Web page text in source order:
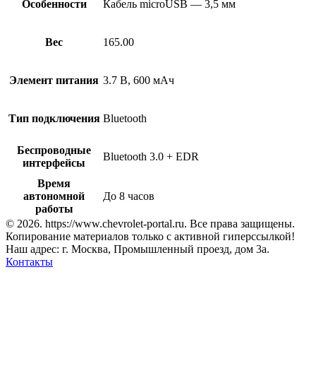
Особенности Кабель microUSB — 3,5 мм
Вес 165.00
Элемент питания 3.7 В, 600 мАч
Тип подключения Bluetooth
Беспроводные
интерфейсы
Bluetooth 3.0 + EDR
Время
автономной
работы
До 8 часов
© 2026. https://www.chevrolet-portal.ru. Все права защищены.
Копирование материалов только с активной гиперссылкой!
Наш адрес: г. Москва, Промышленный проезд, дом 3а.
Контакты